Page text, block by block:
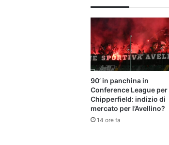
90’ in panchina in
Conference League per
Chipperfield: indizio di
mercato per l’Avellino?
14 ore fa